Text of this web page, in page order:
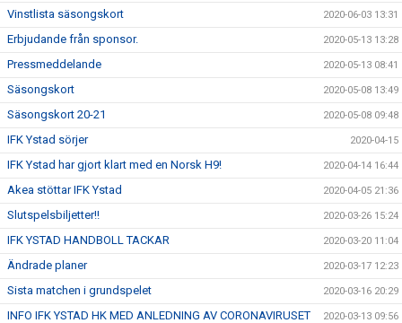
Vinstlista säsongskort 2020-06-03 13:31
Erbjudande från sponsor. 2020-05-13 13:28
Pressmeddelande 2020-05-13 08:41
Säsongskort 2020-05-08 13:49
Säsongskort 20-21 2020-05-08 09:48
IFK Ystad sörjer 2020-04-15
IFK Ystad har gjort klart med en Norsk H9! 2020-04-14 16:44
Akea stöttar IFK Ystad 2020-04-05 21:36
Slutspelsbiljetter!! 2020-03-26 15:24
IFK YSTAD HANDBOLL TACKAR 2020-03-20 11:04
Ändrade planer 2020-03-17 12:23
Sista matchen i grundspelet 2020-03-16 20:29
INFO IFK YSTAD HK MED ANLEDNING AV CORONAVIRUSET 2020-03-13 09:56